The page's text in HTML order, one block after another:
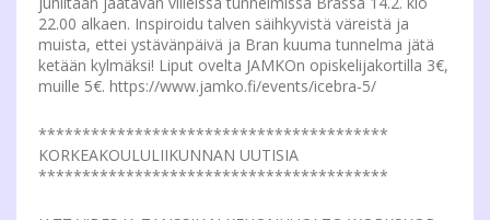
22.00 alkaen. Inspiroidu talven säihkyvistä väreistä ja
muista, ettei ystävänpäivä ja Bran kuuma tunnelma jätä
ketään kylmäksi! Liput ovelta JAMKOn opiskelijakortilla 3€,
muille 5€. https://www.jamko.fi/events/icebra-5/
****************************************
KORKEAKOULULIIKUNNAN UUTISIA
****************************************